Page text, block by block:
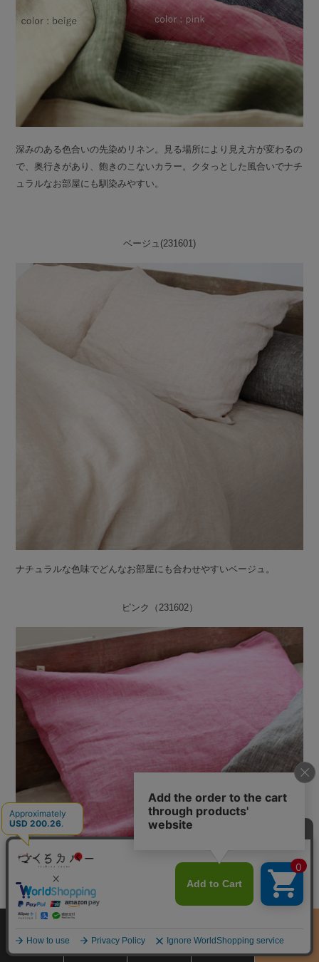
深みのある色合いの先染めリネン。見る場所により見え方が変わるの
で、奥行きがあり、飽きのこないカラー。クタっとした風合いでナチ
ュラルなお部屋にも馴染みやすい。
ベージュ(231601)
ナチュラルな色味でどんなお部屋にも合わせやすいベージュ。
ピンク（231602）
商品をさがす
サイズ
お買物ガイド カート